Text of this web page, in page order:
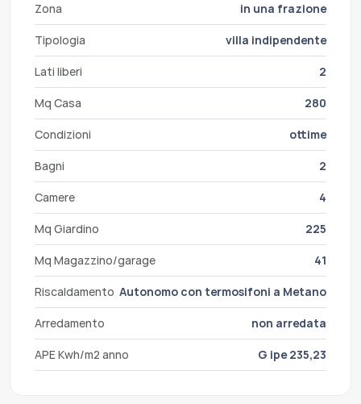
Zona in una frazione
Tipologia villa indipendente
Lati liberi 2
Mq Casa 280
Condizioni ottime
Bagni 2
Camere 4
Mq Giardino 225
Mq Magazzino/garage 41
Riscaldamento Autonomo con termosifoni a Metano
Arredamento non arredata
APE Kwh/m2 anno G ipe 235,23